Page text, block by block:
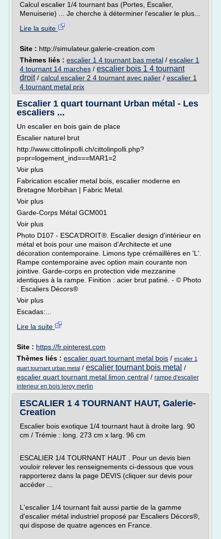
Calcul escalier 1/4 tournant bas (Portes, Escalier,
Menuiserie) ... Je cherche à déterminer l'escalier le plus...
Lire la suite
Site : http://simulateur.galerie-creation.com
Thèmes liés : escalier 1 4 tournant bas metal / escalier 1
4 tournant 14 marches / escalier bois 1 4 tournant
droit/ calcul escalier 2 4 tournant avec palier / escalier 1
4 tournant metal prix
Escalier 1 quart tournant Urban métal - Les
escaliers ...
Un escalier en bois gain de place
Escalier naturel brut
http://www.cittolinpolli.ch/cittolinpolli.php?
p=pr=logement_ind===MAR1=2
Voir plus
Fabrication escalier metal bois, escalier moderne en
Bretagne Morbihan | Fabric Metal.
Voir plus
Garde-Corps Métal GCM001
Voir plus
Photo D107 - ESCA'DROIT®. Escalier design d'intérieur en
métal et bois pour une maison d'Architecte et une
décoration contemporaine. Limons type crémaillères en 'L'.
Rampe contemporaine avec option main courante non
jointive. Garde-corps en protection vide mezzanine
identiques à la rampe. Finition : acier brut patiné. - © Photo
: Escaliers Décors®
Voir plus
Escadas:...
Lire la suite
Site : https://fr.pinterest.com
Thèmes liés : escalier quart tournant metal bois / escalier 1
quart tournant urban metal / escalier tournant bois metal /
escalier quart tournant metal limon central / rampe d'escalier
interieur en bois leroy merlin
ESCALIER 1 4 TOURNANT HAUT, Galerie-
Creation
Escalier bois exotique 1/4 tournant haut à droite larg. 90
cm / Trémie : long. 273 cm x larg. 96 cm
ESCALIER 1/4 TOURNANT HAUT . Pour un devis bien
vouloir relever les renseignements ci-dessous que vous
rapporterez dans la page DEVIS (cliquer sur devis pour
accéder ...
L'escalier 1/4 tournant fait aussi partie de la gamme
d'escalier métal industriel proposé par Escaliers Décors®,
qui dispose de quatre agences en France.